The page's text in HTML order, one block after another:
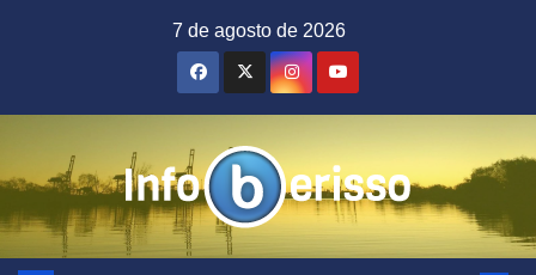
7 de agosto de 2026